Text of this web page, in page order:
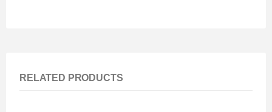
RELATED PRODUCTS